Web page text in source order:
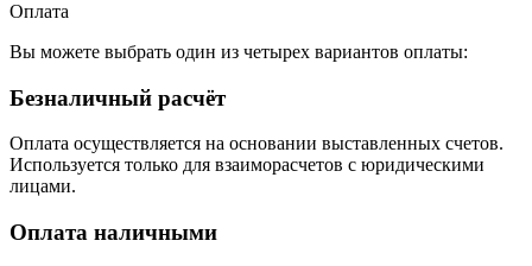
Оплата
Вы можете выбрать один из четырех вариантов оплаты:
Безналичный расчёт
Оплата осуществляется на основании выставленных счетов.
Используется только для взаиморасчетов с юридическими
лицами.
Оплата наличными